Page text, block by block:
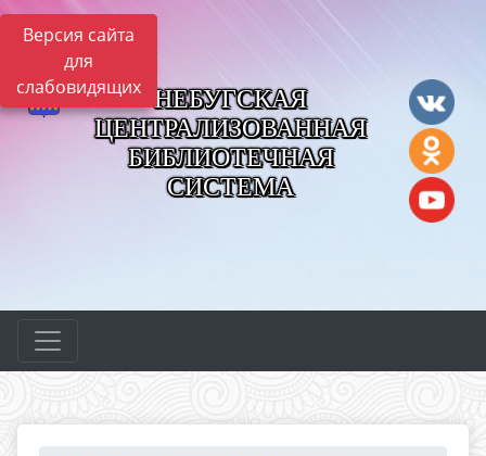
Версия сайта
для
слабовидящих
НЕБУГСКАЯ
ЦЕНТРАЛИЗОВАННАЯ
БИБЛИОТЕЧНАЯ
СИСТЕМА